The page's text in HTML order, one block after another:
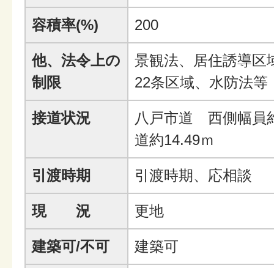
容積率(%) 200
他、法令上の
制限
景観法、居住誘導区
22条区域、水防法等
接道状況
八戸市道 西側幅員
道約14.49ｍ
引渡時期 引渡時期、応相談
現 況 更地
建築可/不可 建築可